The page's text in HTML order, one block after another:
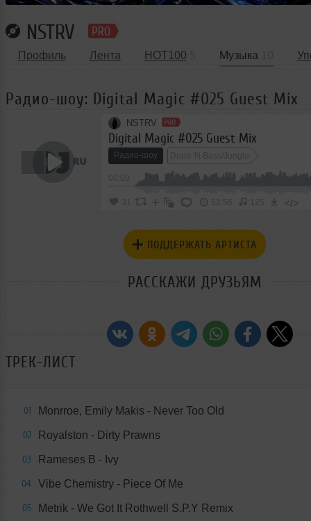
NSTRV
Профиль Лента HOT100 Музыка
Радио-шоу: Digital Magic #025 Guest Mix
NSTRV
Digital Magic #025 Guest Mix
Радио-шоу Drum 'N Bass/Jungle
31 52:56 125 </>
ПОДДЕРЖАТЬ АРТИСТА
РАССКАЖИ ДРУЗЬЯМ
ТРЕК-ЛИСТ
01 Monrroe, Emily Makis - Never Too Old
02 Royalston - Dirty Prawns
03 Rameses B - Ivy
04 Vibe Chemistry - Piece Of Me
05 Metrik - We Got It Rothwell S.P.Y Remix